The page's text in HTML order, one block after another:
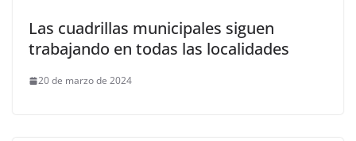
Las cuadrillas municipales siguen
trabajando en todas las localidades
20 de marzo de 2024